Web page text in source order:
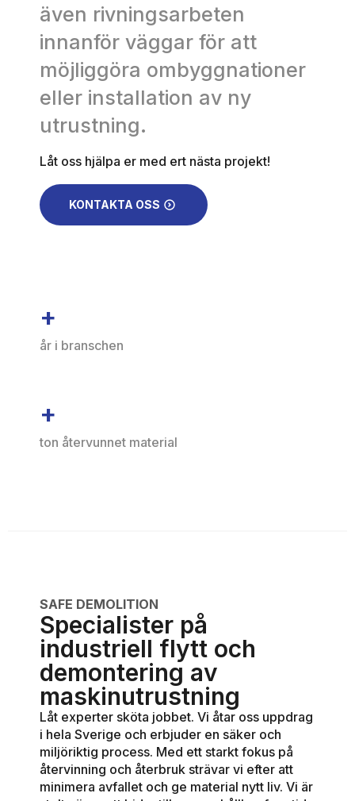
även rivningsarbeten
innanför väggar för att
möjliggöra ombyggnationer
eller installation av ny
utrustning.
Låt oss hjälpa er med ert nästa projekt!
KONTAKTA OSS
+
år i branschen
+
ton återvunnet material
SAFE DEMOLITION
Specialister på
industriell flytt och
demontering av
maskinutrustning
Låt experter sköta jobbet. Vi åtar oss uppdrag
i hela Sverige och erbjuder en säker och
miljöriktig process. Med ett starkt fokus på
återvinning och återbruk strävar vi efter att
minimera avfallet och ge material nytt liv. Vi är